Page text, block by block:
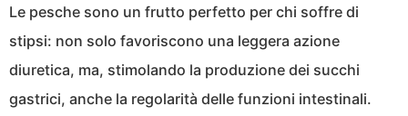
Le pesche sono un frutto perfetto per chi soffre di
stipsi: non solo favoriscono una leggera azione
diuretica, ma, stimolando la produzione dei succhi
gastrici, anche la regolarità delle funzioni intestinali.